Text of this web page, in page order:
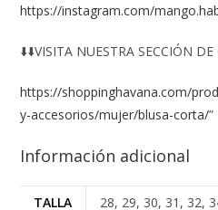
https://instagram.com/
⬇️⬇️VISITA NUESTRA SECCIÓN
https://shoppinghavana.com/
y-accesorios/mujer/blusa-corta/”
Información adicional
TALLA 28, 29, 30, 31, 32,